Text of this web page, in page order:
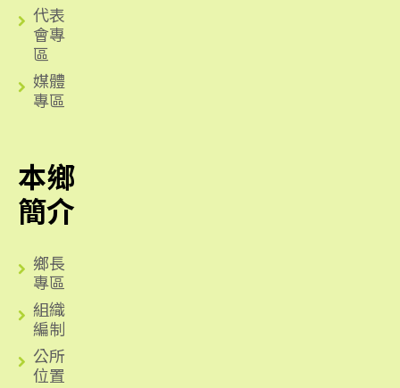
代表
會專
區
媒體
專區
本鄉
簡介
鄉長
專區
組織
編制
公所
位置